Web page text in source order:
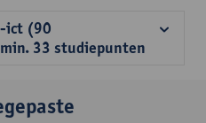
ict (90
33 studiepunten